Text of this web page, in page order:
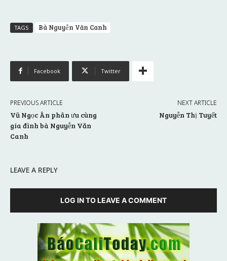
TAGS Bà Nguyễn Văn Canh
Facebook Twitter
PREVIOUS ARTICLE
Vũ Ngọc Ân phân ưu cùng
gia đình bà Nguyễn Văn
Canh
NEXT ARTICLE
Nguyễn Thị Tuyết
LEAVE A REPLY
LOG IN TO LEAVE A COMMENT